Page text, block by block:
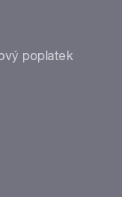
poplatek